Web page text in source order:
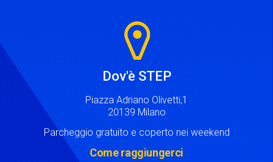
Dov'è STEP
Piazza Adriano Olivetti,1
20139 Milano
Parcheggio gratuito e coperto nei weekend
Come raggiungerci